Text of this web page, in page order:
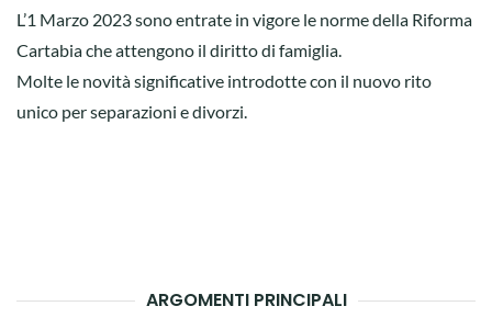
L’1 Marzo 2023 sono entrate in vigore le norme della Riforma
Cartabia che attengono il diritto di famiglia.
Molte le novità significative introdotte con il nuovo rito
unico per separazioni e divorzi.
ARGOMENTI PRINCIPALI